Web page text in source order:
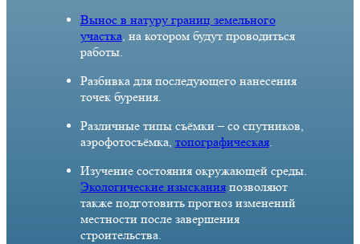
Вынос в натуру границ земельного
участка, на котором будут проводиться
работы.
Разбивка для последующего нанесения
точек бурения.
Различные типы съёмки – со спутников,
аэрофотосъёмка, топографическая.
Изучение состояния окружающей среды.
Экологические изысканияпозволяют
также подготовить прогноз изменений
местности после завершения
строительства.